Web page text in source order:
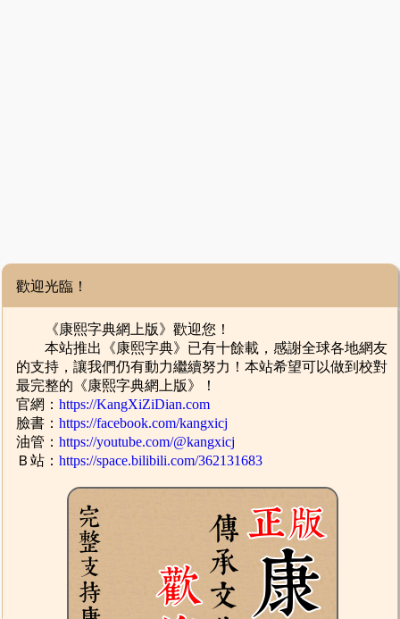
歡迎光臨！
《康熙字典網上版》歡迎您！
本站推出《康熙字典》已有十餘載，感謝全球各地網友
的支持，讓我們仍有動力繼續努力！本站希望可以做到校對
最完整的《康熙字典網上版》！
官網：https://KangXiZiDian.com
臉書：https://facebook.com/kangxicj
油管：https://youtube.com/@kangxicj
Ｂ站：https://space.bilibili.com/362131683